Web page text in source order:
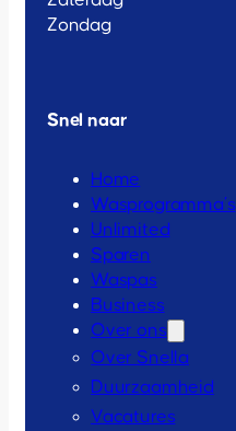
Zondag
Snel naar
Home
Wasprogramma’s
Unlimited
Sparen
Waspas
Business
Over ons
Over Snella
Duurzaamheid
Vacatures